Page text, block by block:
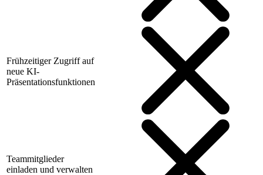
Frühzeitiger Zugriff auf
neue KI-
Präsentationsfunktionen
Teammitglieder
einladen und verwalten